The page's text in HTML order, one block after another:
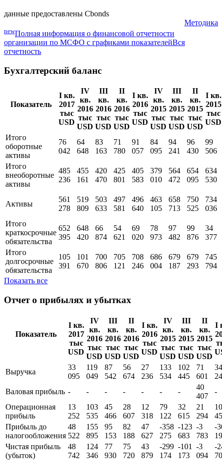
данные предоставлены Cbonds
Методика
newПолная информация о финансовой отчетности
организации по МСФО с графиками показателейВся
отчетность
Бухгалтерский баланс
Показатель
I кв.
2017
тыс
USD
IV
кв.
2016
тыс
USD
III
кв.
2016
тыс
USD
II
кв.
2016
тыс
USD
I кв.
2016
тыс
USD
IV
кв.
2015
тыс
USD
III
кв.
2015
тыс
USD
II
кв.
2015
тыс
USD
I кв.
2015
тыс
USD
Итого
оборотные
активы
76
042
64
648
83
163
71
780
91
057
84
095
94
241
96
430
99
506
Итого
внеоборотные
активы
485
236
455
161
420
470
425
801
405
583
379
010
564
472
654
095
634
530
Активы
561
278
519
809
503
633
497
581
496
640
463
105
658
713
750
525
734
036
Итого
краткосрочные
обязательства
652
395
648
420
66
874
54
621
69
020
78
973
97
482
99
876
34
377
Итого
долгосрочные
обязательства
105
391
101
670
700
806
705
121
708
246
686
004
679
187
679
293
745
794
Показать все
Отчет о прибылях и убытках
Показатель
I кв.
2017
тыс
USD
IV
кв.
2016
тыс
USD
III
кв.
2016
тыс
USD
II
кв.
2016
тыс
USD
I кв.
2016
тыс
USD
IV
кв.
2015
тыс
USD
III
кв.
2015
тыс
USD
II
кв.
2015
тыс
USD
I
Выручка
33
095
119
049
87
542
56
674
27
236
133
534
102
445
71
601
34
Валовая прибыль - - - - - - -
40
407
-
Операционная
прибыль
13
252
103
535
45
466
28
607
12
318
79
122
32
615
21
294
10
Прибыль до
налогообложения
48
522
155
895
95
153
82
188
47
627
-358
275
-123
683
-3
783
-
Чистая прибыль
(убыток)
48
742
124
346
77
930
75
720
43
879
-299
174
-101
173
-3
094
-